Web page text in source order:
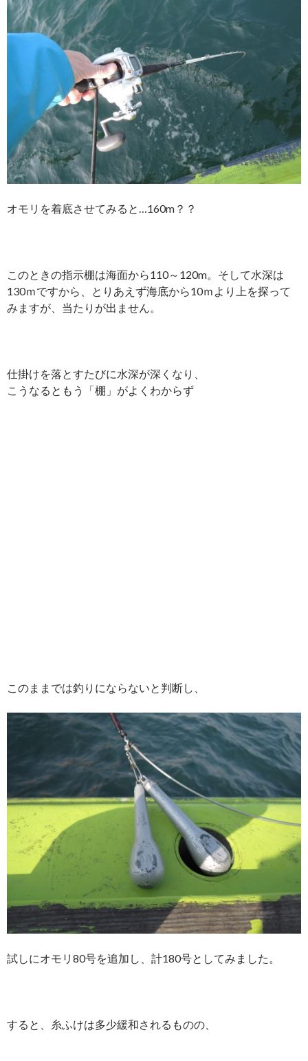
オモリを着底させてみると…160m？？
このときの指示棚は海面から110～120m。そして水深は
130ｍですから、とりあえず海底から10ｍより上を探って
みますが、当たりが出ません。
仕掛けを落とすたびに水深が深くなり、
こうなるともう「棚」がよくわからず
このままでは釣りにならないと判断し、
試しにオモリ80号を追加し、計180号としてみました。
すると、糸ふけは多少緩和されるものの、